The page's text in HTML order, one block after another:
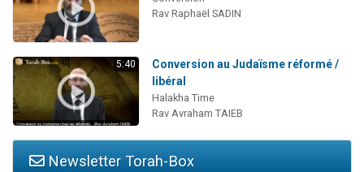
Rav Raphaël SADIN
5:40
Conversion au Judaïsme réformé /
libéral
Halakha Time
Rav Avraham TAIEB
Newsletter Torah-Box